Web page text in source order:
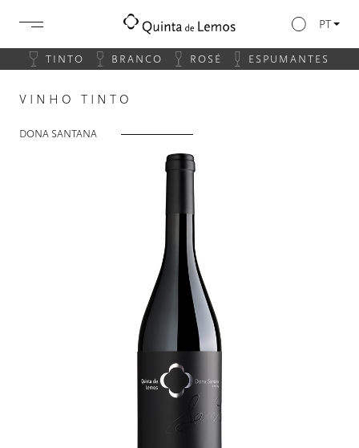
PT
TINTO BRANCO ROSÉ ESPUMANTES
VINHO TINTO
DONA SANTANA